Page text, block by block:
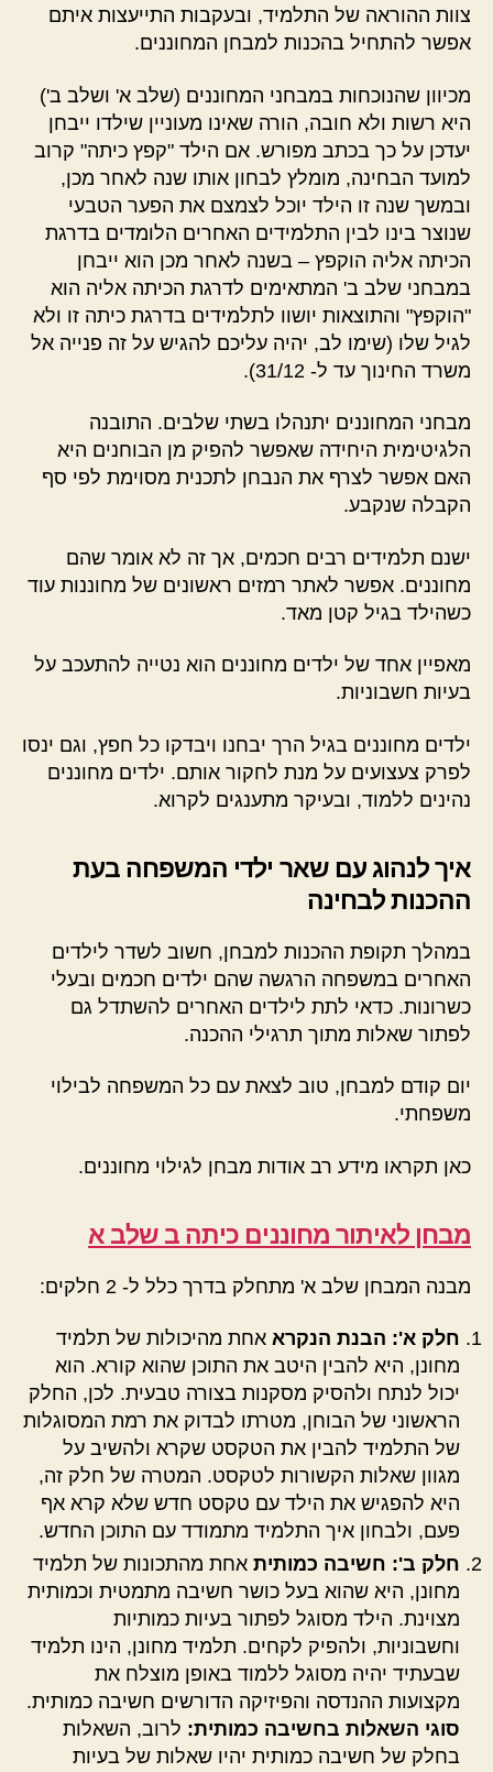
צוות ההוראה של התלמיד, ובעקבות התייעצות איתם
אפשר להתחיל בהכנות למבחן המחוננים.
מכיוון שהנוכחות במבחני המחוננים (שלב א' ושלב ב')
היא רשות ולא חובה, הורה שאינו מעוניין שילדו ייבחן
יעדכן על כך בכתב מפורש. אם הילד "קפץ כיתה" קרוב
למועד הבחינה, מומלץ לבחון אותו שנה לאחר מכן,
ובמשך שנה זו הילד יוכל לצמצם את הפער הטבעי
שנוצר בינו לבין התלמידים האחרים הלומדים בדרגת
הכיתה אליה הוקפץ – בשנה לאחר מכן הוא ייבחן
במבחני שלב ב' המתאימים לדרגת הכיתה אליה הוא
"הוקפץ" והתוצאות יושוו לתלמידים בדרגת כיתה זו ולא
לגיל שלו (שימו לב, יהיה עליכם להגיש על זה פנייה אל
משרד החינוך עד ל- 31/12).
מבחני המחוננים יתנהלו בשתי שלבים. התובנה
הלגיטימית היחידה שאפשר להפיק מן הבוחנים היא
האם אפשר לצרף את הנבחן לתכנית מסוימת לפי סף
הקבלה שנקבע.
ישנם תלמידים רבים חכמים, אך זה לא אומר שהם
מחוננים. אפשר לאתר רמזים ראשונים של מחוננות עוד
כשהילד בגיל קטן מאד.
מאפיין אחד של ילדים מחוננים הוא נטייה להתעכב על
בעיות חשבוניות.
ילדים מחוננים בגיל הרך יבחנו ויבדקו כל חפץ, וגם ינסו
לפרק צעצועים על מנת לחקור אותם. ילדים מחוננים
נהינים ללמוד, ובעיקר מתענגים לקרוא.
איך לנהוג עם שאר ילדי המשפחה בעת
ההכנות לבחינה
במהלך תקופת ההכנות למבחן, חשוב לשדר לילדים
האחרים במשפחה הרגשה שהם ילדים חכמים ובעלי
כשרונות. כדאי לתת לילדים האחרים להשתדל גם
לפתור שאלות מתוך תרגילי ההכנה.
יום קודם למבחן, טוב לצאת עם כל המשפחה לבילוי
משפחתי.
כאן תקראו מידע רב אודות מבחן לגילוי מחוננים.
מבחן לאיתור מחוננים כיתה ב שלב א
מבנה המבחן שלב א' מתחלק בדרך כלל ל- 2 חלקים:
חלק א': הבנת הנקרא אחת מהיכולות של תלמיד
מחונן, היא להבין היטב את התוכן שהוא קורא. הוא
יכול לנתח ולהסיק מסקנות בצורה טבעית. לכן, החלק
הראשוני של הבוחן, מטרתו לבדוק את רמת המסוגלות
של התלמיד להבין את הטקסט שקרא ולהשיב על
מגוון שאלות הקשורות לטקסט. המטרה של חלק זה,
היא להפגיש את הילד עם טקסט חדש שלא קרא אף
פעם, ולבחון איך התלמיד מתמודד עם התוכן החדש.
חלק ב': חשיבה כמותית אחת מהתכונות של תלמיד
מחונן, היא שהוא בעל כושר חשיבה מתמטית וכמותית
מצוינת. הילד מסוגל לפתור בעיות כמותיות
וחשבוניות, ולהפיק לקחים. תלמיד מחונן, הינו תלמיד
שבעתיד יהיה מסוגל ללמוד באופן מוצלח את
מקצועות ההנדסה והפיזיקה הדורשים חשיבה כמותית.
סוגי השאלות בחשיבה כמותית: לרוב, השאלות
בחלק של חשיבה כמותית יהיו שאלות של בעיות